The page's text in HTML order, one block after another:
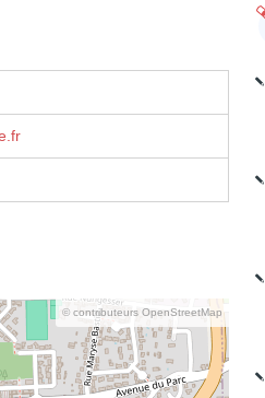
© contributeurs OpenStreetMap